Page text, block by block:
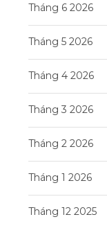
Tháng 6 2026
Tháng 5 2026
Tháng 4 2026
Tháng 3 2026
Tháng 2 2026
Tháng 1 2026
Tháng 12 2025